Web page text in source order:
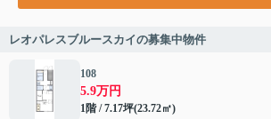
レオパレスブルースカイの募集中物件
108
5.9万円
1階 / 7.17坪(23.72㎡)